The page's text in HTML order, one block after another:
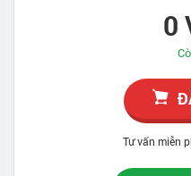
0
Tư vấn miễn